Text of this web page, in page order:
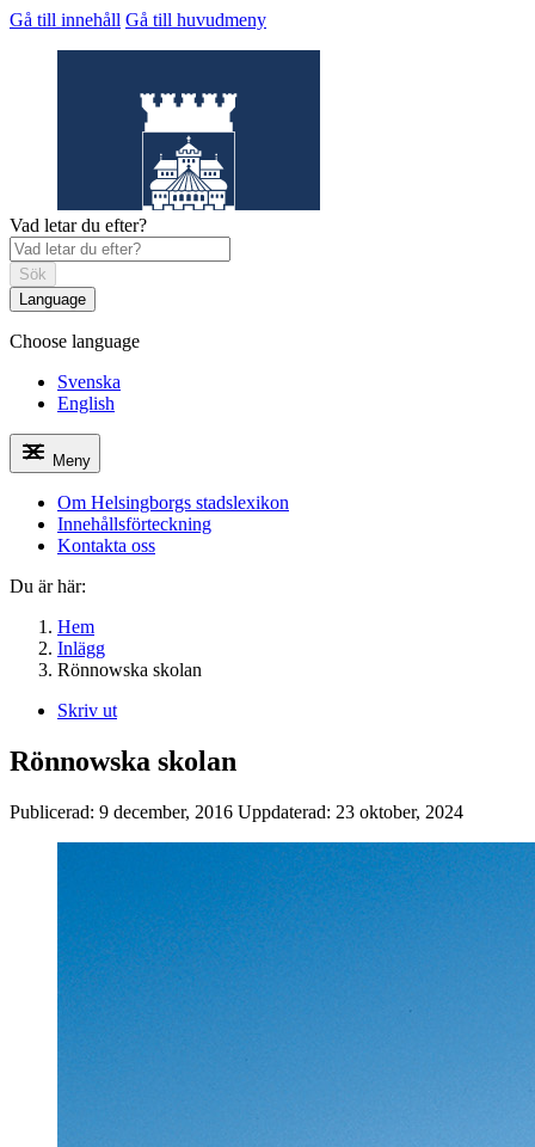
Gå till innehåll Gå till huvudmeny
Helsingborgs stadslexikon
Vad letar du efter?
Sök
Language
Choose language
Svenska
English
Meny
Om Helsingborgs stadslexikon
Innehållsförteckning
Kontakta oss
Du är här:
Hem
Inlägg
Rönnowska skolan
Skriv ut
Rönnowska skolan
Publicerad: 9 december, 2016 Uppdaterad: 23 oktober, 2024